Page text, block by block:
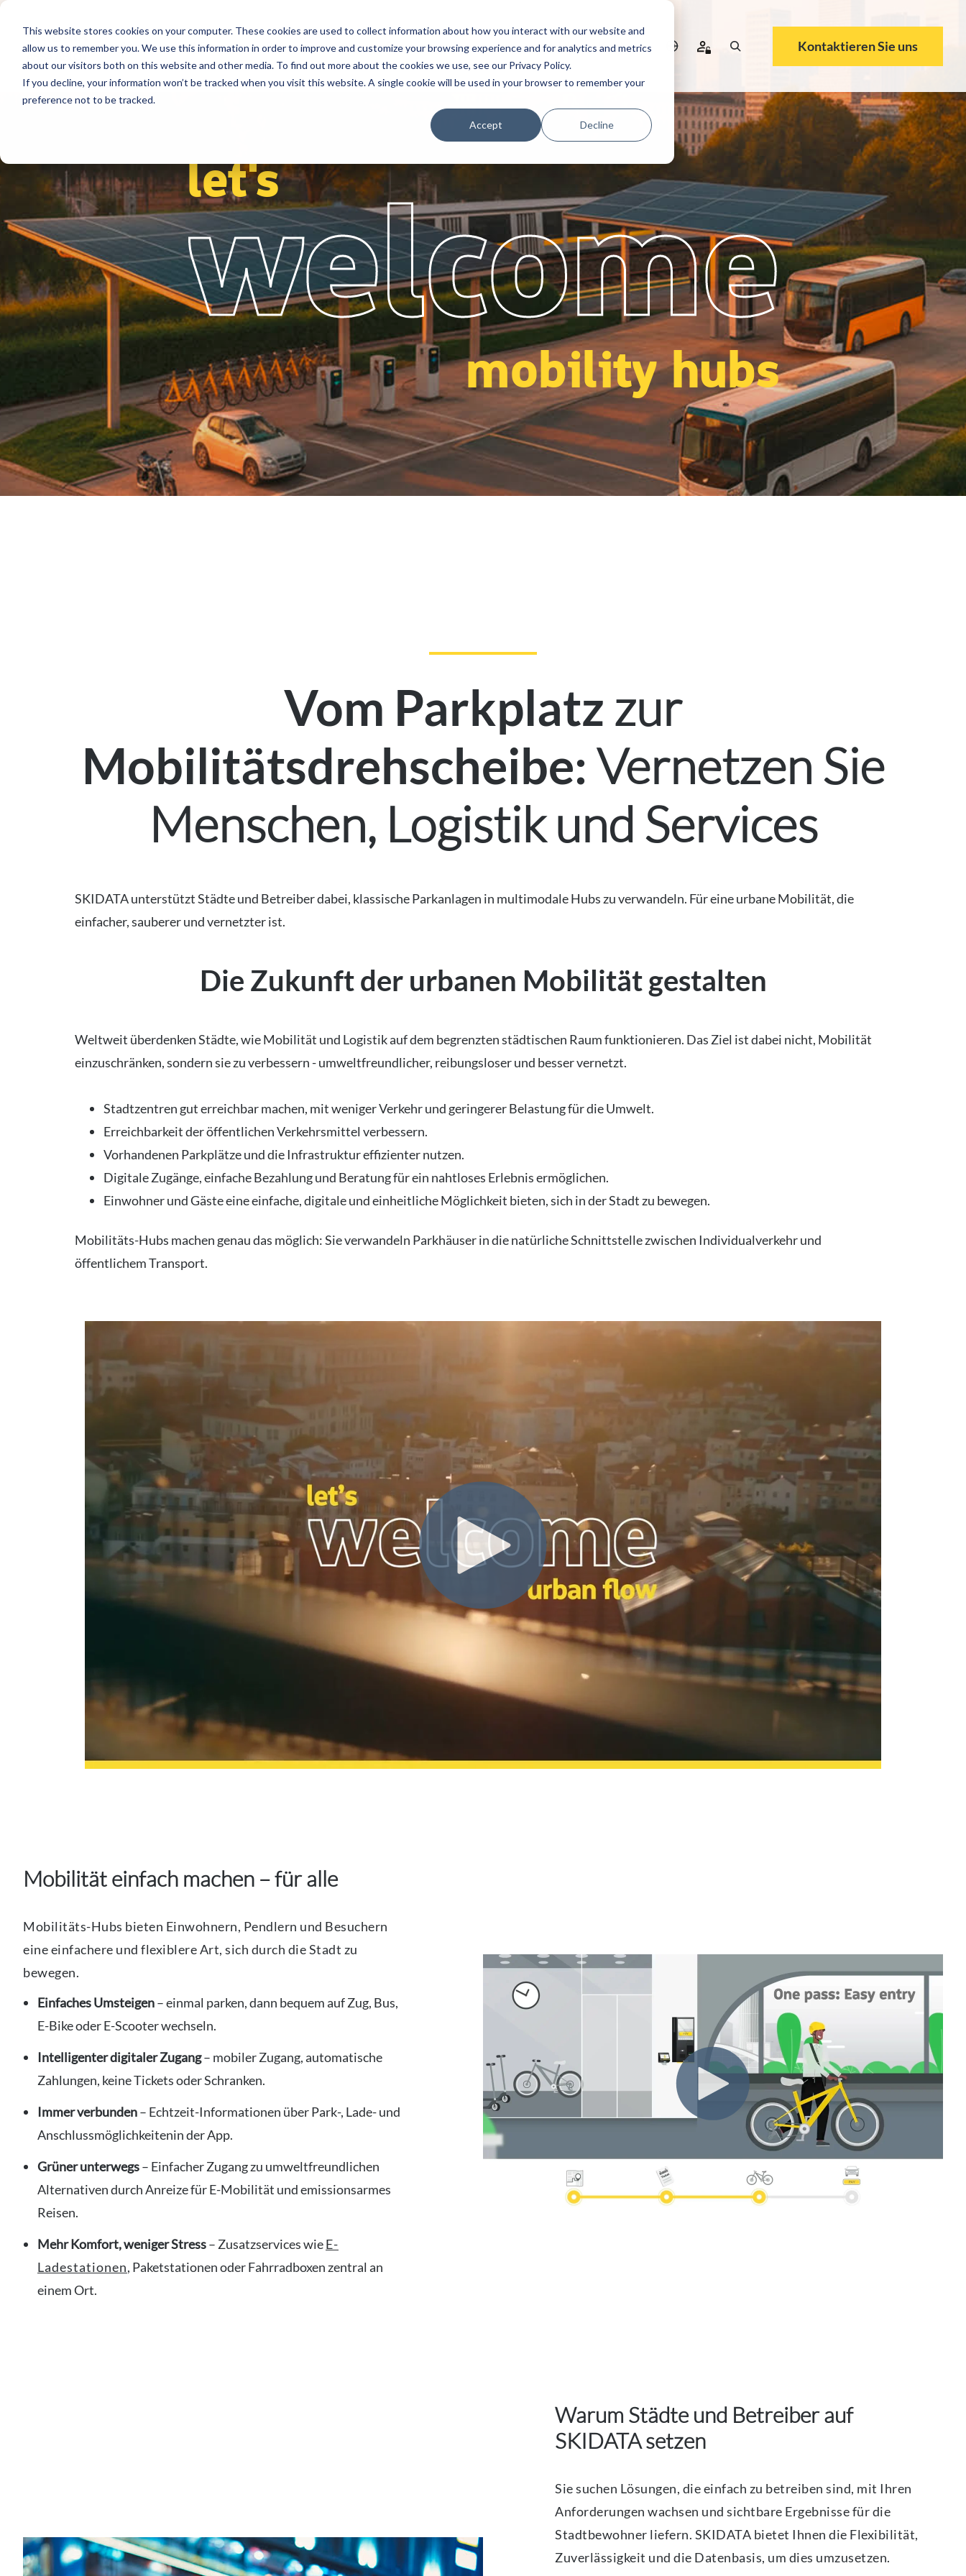
This website stores cookies on your computer. These cookies are used to collect information about how you interact with our website and
allow us to remember you. We use this information in order to improve and customize your browsing experience and for analytics and metrics
about our visitors both on this website and other media. To find out more about the cookies we use, see our Privacy Policy.
If you decline, your information won’t be tracked when you visit this website. A single cookie will be used in your browser to remember your
preference not to be tracked.
Accept Decline
Segmente Lösungen Referenzen Service Partner Über Karriere Kontaktieren Sie uns
let's
welcome
mobility hubs
Vom Parkplatz zur
Mobilitätsdrehscheibe:Vernetzen Sie
Menschen, Logistik und Services
SKIDATA unterstützt Städte und Betreiber dabei, klassische Parkanlagen in multimodale Hubs zu verwandeln. Für eine urbane Mobilität, die
einfacher, sauberer und vernetzter ist.
Die Zukunft der urbanen Mobilität gestalten
Weltweit überdenken Städte, wie Mobilität und Logistik auf dem begrenzten städtischen Raum funktionieren. Das Ziel ist dabei nicht, Mobilität
einzuschränken, sondern sie zu verbessern - umweltfreundlicher, reibungsloser und besser vernetzt.
Stadtzentren gut erreichbar machen, mit weniger Verkehr und geringerer Belastung für die Umwelt.
Erreichbarkeit der öffentlichen Verkehrsmittel verbessern.
Vorhandenen Parkplätze und die Infrastruktur effizienter nutzen.
Digitale Zugänge, einfache Bezahlung und Beratung für ein nahtloses Erlebnis ermöglichen.
Einwohner und Gäste eine einfache, digitale und einheitliche Möglichkeit bieten, sich in der Stadt zu bewegen.
Mobilitäts-Hubs machen genau das möglich: Sie verwandeln Parkhäuser in die natürliche Schnittstelle zwischen Individualverkehr und
öffentlichem Transport.
Mobilität einfach machen – für alle
Mobilitäts-Hubs bieten Einwohnern, Pendlern und Besuchern
eine einfachere und flexiblere Art, sich durch die Stadt zu
bewegen.
Einfaches Umsteigen– einmal parken, dann bequem auf Zug, Bus,
E-Bike oder E-Scooter wechseln.
Intelligenter digitaler Zugang– mobiler Zugang, automatische
Zahlungen, keine Tickets oder Schranken.
Immer verbunden– Echtzeit-Informationen über Park-, Lade- und
Anschlussmöglichkeitenin der App.
Grüner unterwegs– Einfacher Zugang zu umweltfreundlichen
Alternativen durch Anreize für E-Mobilität und emissionsarmes
Reisen.
Mehr Komfort, weniger Stress– Zusatzservices wieE-
Ladestationen, Paketstationen oder Fahrradboxen zentral an
einem Ort.
Warum Städte und Betreiber auf
SKIDATA setzen
Sie suchen Lösungen, die einfach zu betreiben sind, mit Ihren
Anforderungen wachsen und sichtbare Ergebnisse für die
Stadtbewohner liefern. SKIDATA bietet Ihnen die Flexibilität,
Zuverlässigkeit und die Datenbasis, um dies umzusetzen.